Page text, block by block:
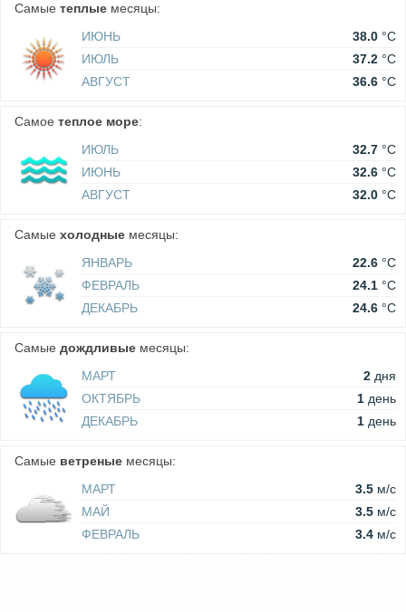
Самые теплые месяцы:
ИЮНЬ
38.0 °C
ИЮЛЬ
37.2 °C
АВГУСТ
36.6 °C
Самое теплое море:
ИЮЛЬ
32.7 °C
ИЮНЬ
32.6 °C
АВГУСТ
32.0 °C
Самые холодные месяцы:
ЯНВАРЬ
22.6 °C
ФЕВРАЛЬ
24.1 °C
ДЕКАБРЬ
24.6 °C
Самые дождливые месяцы:
МАРТ
2 дня
ОКТЯБРЬ
1 день
ДЕКАБРЬ
1 день
Самые ветреные месяцы:
МАРТ
3.5 м/c
МАЙ
3.5 м/c
ФЕВРАЛЬ
3.4 м/c